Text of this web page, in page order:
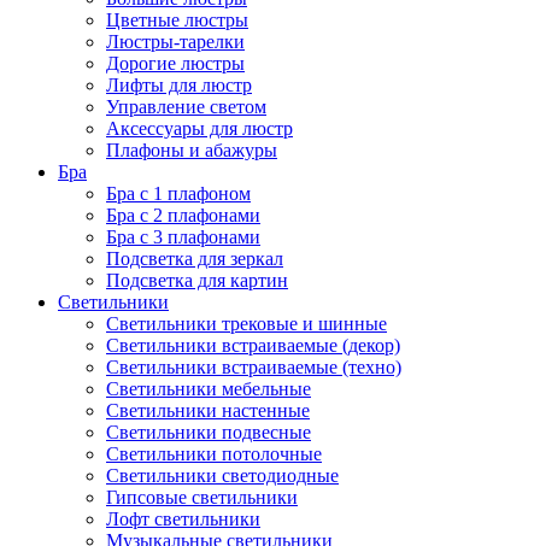
Цветные люстры
Люстры-тарелки
Дорогие люстры
Лифты для люстр
Управление светом
Аксессуары для люстр
Плафоны и абажуры
Бра
Бра с 1 плафоном
Бра с 2 плафонами
Бра с 3 плафонами
Подсветка для зеркал
Подсветка для картин
Светильники
Светильники трековые и шинные
Светильники встраиваемые (декор)
Светильники встраиваемые (техно)
Светильники мебельные
Светильники настенные
Светильники подвесные
Светильники потолочные
Светильники светодиодные
Гипсовые светильники
Лофт светильники
Музыкальные светильники